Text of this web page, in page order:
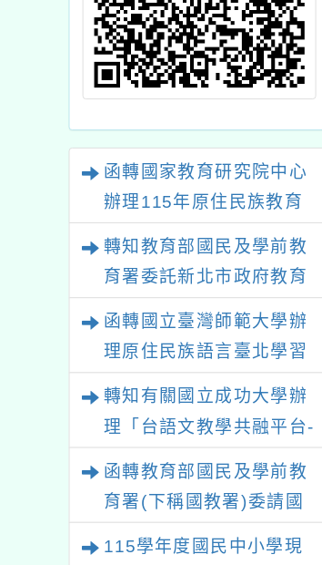
函轉國家教育研究院中心
辦理115年原住民族教育
政策研討會「原住民族教
育國際趨勢與發展」
轉知教育部國民及學前教
育署委託新北市政府教育
局辦理「115年度教師專
業成長研習實施計畫－夢
的N次方素養工作坊新北
場」計畫
函轉國立臺灣師範大學辦
理原住民族語言臺北學習
中心115年度第2期「族語
轉知有關國立成功大學辦
理「台語文教學共融平台-
函轉教育部國民及學前教
育署(下稱國教署)委請國
115學年度國民中小學現
領域/科目、議
教學工作坊-數
科技中心114年九月份
教師研習